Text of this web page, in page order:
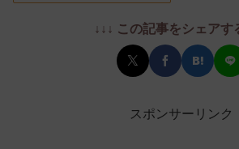
↓↓↓ この記事をシェアす
スポンサーリンク